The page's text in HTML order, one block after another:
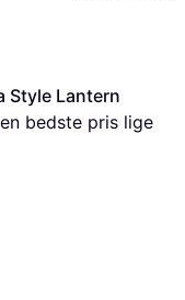
Style Lantern
bedste pris lige